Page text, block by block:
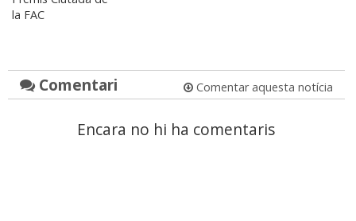
la FAC
Comentari Comentar aquesta notícia
Encara no hi ha comentaris